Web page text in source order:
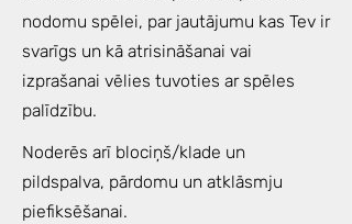
nodomu spēlei, par jautājumu kas Tev ir
svarīgs un kā atrisināšanai vai
izprašanai vēlies tuvoties ar spēles
palīdzību.
Noderēs arī blociņš/klade un
pildspalva, pārdomu un atklāsmju
piefiksēšanai.